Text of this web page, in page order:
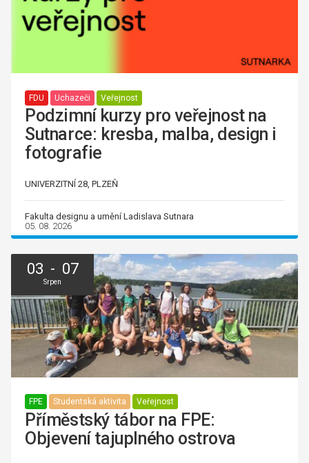
FDU Uchazeči Veřejnost
Podzimní kurzy pro veřejnost na
Sutnarce: kresba, malba, design i
fotografie
UNIVERZITNÍ 28, PLZEŇ
Fakulta designu a umění Ladislava Sutnara
05. 08. 2026
03 - 07
Srpen
FPE Studentská aktivita Veřejnost
Příměstský tábor na FPE:
Objevení tajuplného ostrova